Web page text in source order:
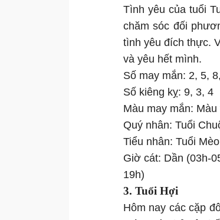
Tình yêu của tuổi
chăm sóc đối
tình yêu đích thực.
và yêu hết mình.
Số may mắn: 2, 5,
Số kiêng kỵ: 9, 3, 4
Màu may mắn:
Quý nhân: Tuổi
Tiểu nhân: Tuổi
Giờ cát: Dần (03h-
19h)
3. Tuổi Hợi
Hôm nay các cặp